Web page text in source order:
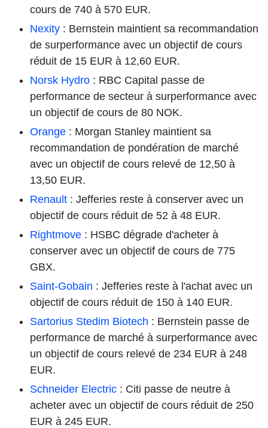
cours de 740 à 570 EUR.
Nexity : Bernstein maintient sa recommandation
de surperformance avec un objectif de cours
réduit de 15 EUR à 12,60 EUR.
Norsk Hydro : RBC Capital passe de
performance de secteur à surperformance avec
un objectif de cours de 80 NOK.
Orange : Morgan Stanley maintient sa
recommandation de pondération de marché
avec un objectif de cours relevé de 12,50 à
13,50 EUR.
Renault : Jefferies reste à conserver avec un
objectif de cours réduit de 52 à 48 EUR.
Rightmove : HSBC dégrade d'acheter à
conserver avec un objectif de cours de 775
GBX.
Saint-Gobain : Jefferies reste à l'achat avec un
objectif de cours réduit de 150 à 140 EUR.
Sartorius Stedim Biotech : Bernstein passe de
performance de marché à surperformance avec
un objectif de cours relevé de 234 EUR à 248
EUR.
Schneider Electric : Citi passe de neutre à
acheter avec un objectif de cours réduit de 250
EUR à 245 EUR.